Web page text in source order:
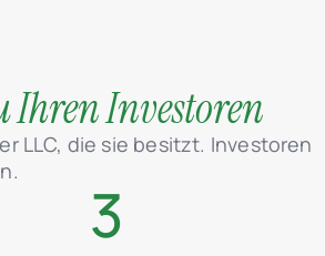
Ihren Investoren
LLC, die sie besitzt. Investoren
3